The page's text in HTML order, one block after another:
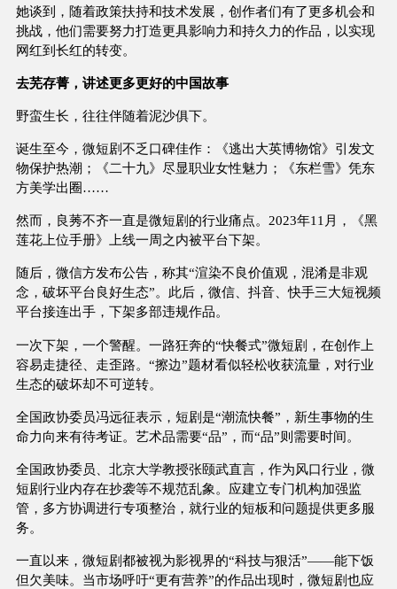
她谈到，随着政策扶持和技术发展，创作者们有了更多机会和
挑战，他们需要努力打造更具影响力和持久力的作品，以实现
网红到长红的转变。
去芜存菁，讲述更多更好的中国故事
野蛮生长，往往伴随着泥沙俱下。
诞生至今，微短剧不乏口碑佳作：《逃出大英博物馆》引发文
物保护热潮；《二十九》尽显职业女性魅力；《东栏雪》凭东
方美学出圈……
然而，良莠不齐一直是微短剧的行业痛点。2023年11月，《黑
莲花上位手册》上线一周之内被平台下架。
随后，微信方发布公告，称其“渲染不良价值观，混淆是非观
念，破坏平台良好生态”。此后，微信、抖音、快手三大短视频
平台接连出手，下架多部违规作品。
一次下架，一个警醒。一路狂奔的“快餐式”微短剧，在创作上
容易走捷径、走歪路。“擦边”题材看似轻松收获流量，对行业
生态的破坏却不可逆转。
全国政协委员冯远征表示，短剧是“潮流快餐”，新生事物的生
命力向来有待考证。艺术品需要“品”，而“品”则需要时间。
全国政协委员、北京大学教授张颐武直言，作为风口行业，微
短剧行业内存在抄袭等不规范乱象。应建立专门机构加强监
管，多方协调进行专项整治，就行业的短板和问题提供更多服
务。
一直以来，微短剧都被视为影视界的“科技与狠活”——能下饭
但欠美味。当市场呼吁“更有营养”的作品出现时，微短剧也应